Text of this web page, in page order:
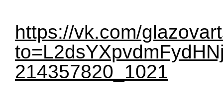
https://vk.com/
214357820_1021